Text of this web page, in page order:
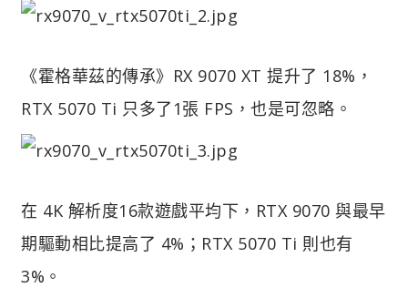
《霍格華茲的傳承》RX 9070 XT 提升了 18%，
RTX 5070 Ti 只多了1張 FPS，也是可忽略。
在 4K 解析度16款遊戲平均下，RTX 9070 與最早
期驅動相比提高了 4%；RTX 5070 Ti 則也有
3%。